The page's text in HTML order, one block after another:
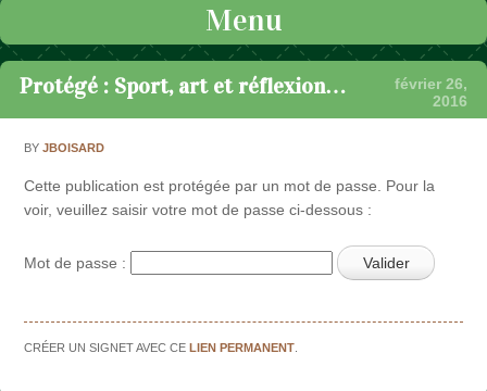
Menu
Passer au contenu
Protégé : Sport, art et réflexion…
février 26,
2016
BYJBOISARD
Cette publication est protégée par un mot de passe. Pour la
voir, veuillez saisir votre mot de passe ci-dessous :
Mot de passe :
CRÉER UN SIGNET AVEC CELIEN PERMANENT